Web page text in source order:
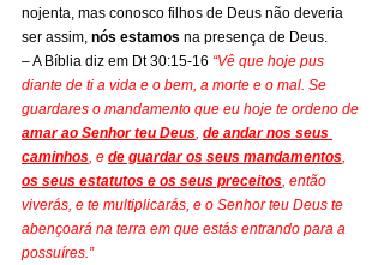
nojenta, mas conosco filhos de Deus não deveria
ser assim, nós estamos na presença de Deus.
– A Bíblia diz em Dt 30:15-16 “Vê que hoje pus
diante de ti a vida e o bem, a morte e o mal. Se
guardares o mandamento que eu hoje te ordeno de
amar ao Senhor teu Deus, de andar nos seus
caminhos, e de guardar os seus mandamentos,
os seus estatutos e os seus preceitos, então
viverás, e te multiplicarás, e o Senhor teu Deus te
abençoará na terra em que estás entrando para a
possuíres.”